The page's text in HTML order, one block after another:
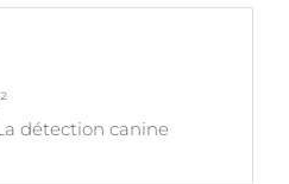
détection canine